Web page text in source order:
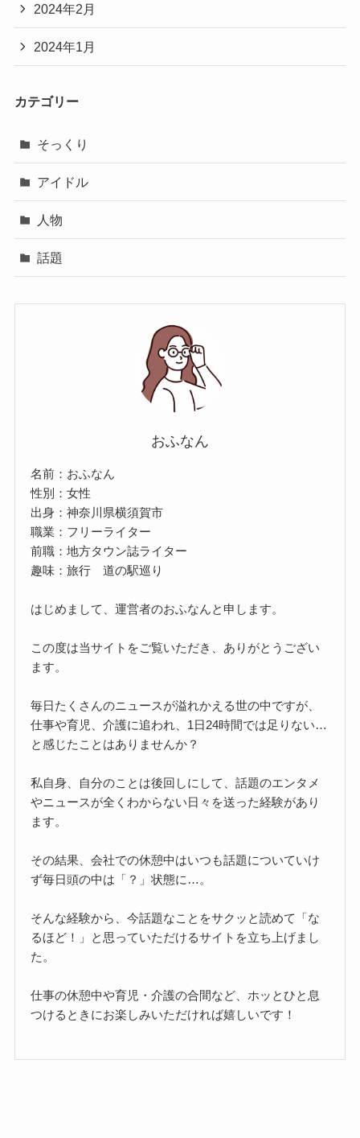
2024年2月
2024年1月
カテゴリー
そっくり
アイドル
人物
話題
おふなん
名前：おふなん
性別：女性
出身：神奈川県横須賀市
職業：フリーライター
前職：地方タウン誌ライター
趣味：旅行 道の駅巡り
はじめまして、運営者のおふなんと申します。
この度は当サイトをご覧いただき、ありがとうござい
ます。
毎日たくさんのニュースが溢れかえる世の中ですが、
仕事や育児、介護に追われ、1日24時間では足りない…
と感じたことはありませんか？
私自身、自分のことは後回しにして、話題のエンタメ
やニュースが全くわからない日々を送った経験があり
ます。
その結果、会社での休憩中はいつも話題についていけ
ず毎日頭の中は「？」状態に…。
そんな経験から、今話題なことをサクッと読めて「な
るほど！」と思っていただけるサイトを立ち上げまし
た。
仕事の休憩中や育児・介護の合間など、ホッとひと息
つけるときにお楽しみいただければ嬉しいです！